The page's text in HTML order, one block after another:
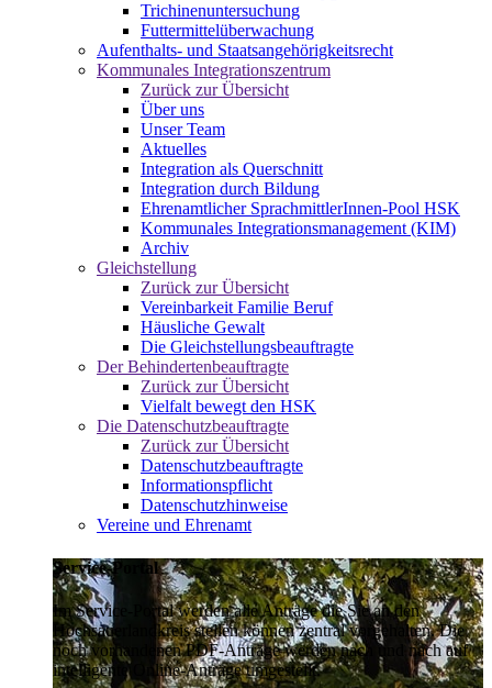
Trichinenuntersuchung
Futtermittelüberwachung
Aufenthalts- und Staatsangehörigkeitsrecht
Kommunales Integrationszentrum
Zurück zur Übersicht
Über uns
Unser Team
Aktuelles
Integration als Querschnitt
Integration durch Bildung
Ehrenamtlicher SprachmittlerInnen-Pool HSK
Kommunales Integrationsmanagement (KIM)
Archiv
Gleichstellung
Zurück zur Übersicht
Vereinbarkeit Familie Beruf
Häusliche Gewalt
Die Gleichstellungsbeauftragte
Der Behindertenbeauftragte
Zurück zur Übersicht
Vielfalt bewegt den HSK
Die Datenschutzbeauftragte
Zurück zur Übersicht
Datenschutzbeauftragte
Informationspflicht
Datenschutzhinweise
Vereine und Ehrenamt
Service-Portal
Im Service-Portal werden alle Anträge die Sie an den
Hochsauerlandkreis stellen können zentral vorgehalten. Die
noch vorhandenen PDF-Anträge werden nach und nach auf
intelligente Online-Anträge umgestellt.